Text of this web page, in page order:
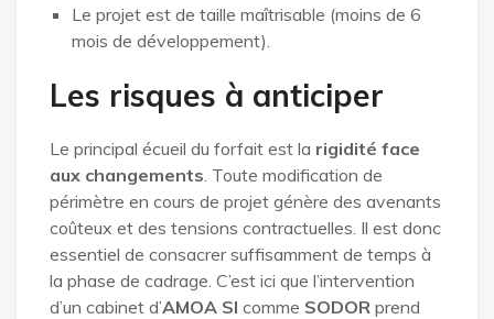
Le projet est de taille maîtrisable (moins de 6
mois de développement).
Les risques à anticiper
Le principal écueil du forfait est la rigidité face
aux changements . Toute modification de
périmètre en cours de projet génère des avenants
coûteux et des tensions contractuelles. Il est donc
essentiel de consacrer suffisamment de temps à
la phase de cadrage. C’est ici que l’intervention
d’un cabinet d’AMOA SI comme SODOR prend